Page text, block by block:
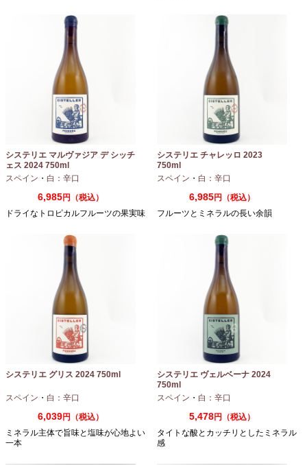
システリエ マルヴァジア デ シッチ
ェス 2024 750ml
スペイン ・ 白：辛口
6,985円（税込）
ドライなトロピカルフルーツの果実味
システリエ チャレッロ 2023
750ml
スペイン ・ 白：辛口
6,985円（税込）
フルーツとミネラルの長い余韻
システリエ グリス 2024 750ml
スペイン ・ 白：辛口
6,039円（税込）
ミネラル主体で旨味と塩味が心地よい
一本
システリエ ヴェルベーナ 2024
750ml
スペイン ・ 白：辛口
5,478円（税込）
タイトな酸とカッチリとしたミネラル
感